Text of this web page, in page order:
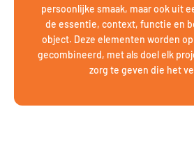
persoonlijke smaak, maar ook uit
de essentie, context, functie en
object. Deze elementen worden
gecombineerd, met als doel elk
zorg te geven die het